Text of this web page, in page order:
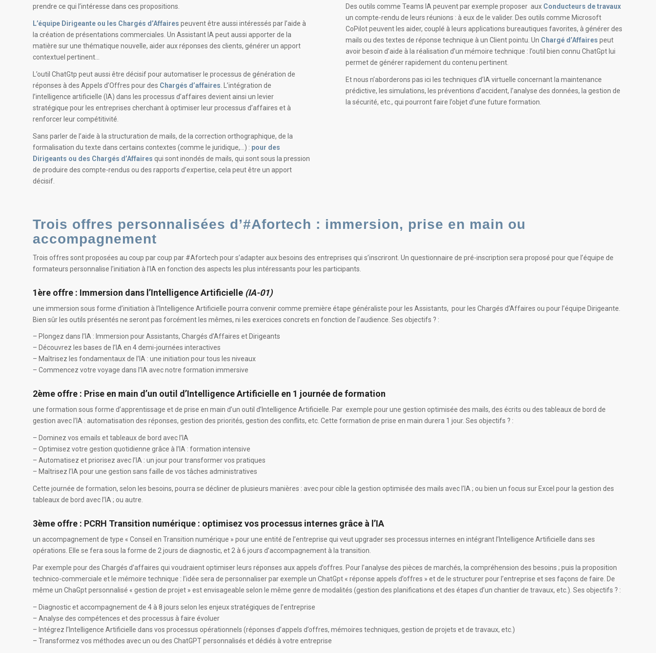
prendre ce qui l’intéresse dans ces propositions.
L’équipe Dirigeante ou les Chargés d’Affaires peuvent être aussi intéressés par l’aide à
la création de présentations commerciales. Un Assistant IA peut aussi apporter de la
matière sur une thématique nouvelle, aider aux réponses des clients, générer un apport
contextuel pertinent…
L’outil ChatGtp peut aussi être décisif pour automatiser le processus de génération de
réponses à des Appels d’Offres pour des Chargés d’affaires . L’intégration de
l’intelligence artificielle (IA) dans les processus d’affaires devient ainsi un levier
stratégique pour les entreprises cherchant à optimiser leur processus d’affaires et à
renforcer leur compétitivité.
Sans parler de l’aide à la structuration de mails, de la correction orthographique, de la
formalisation du texte dans certains contextes (comme le juridique,…) : pour des
Dirigeants ou des Chargés d’Affaires qui sont inondés de mails, qui sont sous la pression
de produire des compte-rendus ou des rapports d’expertise, cela peut être un apport
décisif.
Des outils comme Teams IA peuvent par exemple proposer aux Conducteurs de travaux
un compte-rendu de leurs réunions : à eux de le valider. Des outils comme Microsoft
CoPilot peuvent les aider, couplé à leurs applications bureautiques favorites, à générer des
mails ou des textes de réponse technique à un Client pointu. Un Chargé d’Affaires peut
avoir besoin d’aide à la réalisation d’un mémoire technique : l’outil bien connu ChatGpt lui
permet de générer rapidement du contenu pertinent.
Et nous n’aborderons pas ici les techniques d’IA virtuelle concernant la maintenance
prédictive, les simulations, les préventions d’accident, l’analyse des données, la gestion de
la sécurité, etc., qui pourront faire l’objet d’une future formation.
Trois offres personnalisées d’#Afortech : immersion, prise en main ou
accompagnement
Trois offres sont proposées au coup par coup par #Afortech pour s’adapter aux besoins des entreprises qui s’inscriront. Un questionnaire de pré-inscription sera proposé pour que l’équipe de
formateurs personnalise l’initiation à l’IA en fonction des aspects les plus intéressants pour les participants.
1ère offre : Immersion dans l’Intelligence Artificielle (IA-01)
une immersion sous forme d’initiation à l’Intelligence Artificielle pourra convenir comme première étape généraliste pour les Assistants, pour les Chargés d’Affaires ou pour l’équipe Dirigeante.
Bien sûr les outils présentés ne seront pas forcément les mêmes, ni les exercices concrets en fonction de l’audience. Ses objectifs ? :
– Plongez dans l’IA : Immersion pour Assistants, Chargés d’Affaires et Dirigeants
– Découvrez les bases de l’IA en 4 demi-journées interactives
– Maîtrisez les fondamentaux de l’IA : une initiation pour tous les niveaux
– Commencez votre voyage dans l’IA avec notre formation immersive
2ème offre : Prise en main d’un outil d’Intelligence Artificielle en 1 journée de formation
une formation sous forme d’apprentissage et de prise en main d’un outil d’Intelligence Artificielle. Par exemple pour une gestion optimisée des mails, des écrits ou des tableaux de bord de
gestion avec l’IA : automatisation des réponses, gestion des priorités, gestion des conflits, etc. Cette formation de prise en main durera 1 jour. Ses objectifs ? :
– Dominez vos emails et tableaux de bord avec l’IA
– Optimisez votre gestion quotidienne grâce à l’IA : formation intensive
– Automatisez et priorisez avec l’IA : un jour pour transformer vos pratiques
– Maîtrisez l’IA pour une gestion sans faille de vos tâches administratives
Cette journée de formation, selon les besoins, pourra se décliner de plusieurs manières : avec pour cible la gestion optimisée des mails avec l’IA ; ou bien un focus sur Excel pour la gestion des
tableaux de bord avec l’IA ; ou autre.
3ème offre : PCRH Transition numérique : optimisez vos processus internes grâce à l’IA
un accompagnement de type « Conseil en Transition numérique » pour une entité de l’entreprise qui veut upgrader ses processus internes en intégrant l’Intelligence Artificielle dans ses
opérations. Elle se fera sous la forme de 2 jours de diagnostic, et 2 à 6 jours d’accompagnement à la transition.
Par exemple pour des Chargés d’affaires qui voudraient optimiser leurs réponses aux appels d’offres. Pour l’analyse des pièces de marchés, la compréhension des besoins ; puis la proposition
technico-commerciale et le mémoire technique : l’idée sera de personnaliser par exemple un ChatGpt « réponse appels d’offres » et de le structurer pour l’entreprise et ses façons de faire. De
même un ChaGpt personnalisé « gestion de projet » est envisageable selon le même genre de modalités (gestion des planifications et des étapes d’un chantier de travaux, etc.). Ses objectifs ? :
– Diagnostic et accompagnement de 4 à 8 jours selon les enjeux stratégiques de l’entreprise
– Analyse des compétences et des processus à faire évoluer
– Intégrez l’Intelligence Artificielle dans vos processus opérationnels (réponses d’appels d’offres, mémoires techniques, gestion de projets et de travaux, etc.)
– Transformez vos méthodes avec un ou des ChatGPT personnalisés et dédiés à votre entreprise